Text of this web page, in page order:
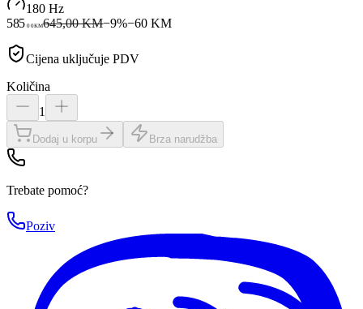
180 Hz
585 00KM645,00 KM−9%−60 KM
Cijena uključuje PDV
Količina
1
Dodaj u korpu Brza narudžba
Trebate pomoć?
Poziv